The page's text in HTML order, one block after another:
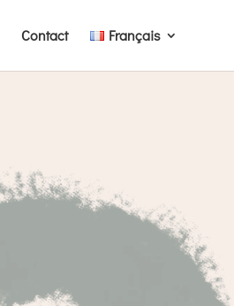
Contact Français